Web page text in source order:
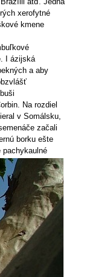
xerofytné
kmene
ázijská
a aby
Na rozdiel
v Somálsku,
začali
borku ešte
pachykaulné